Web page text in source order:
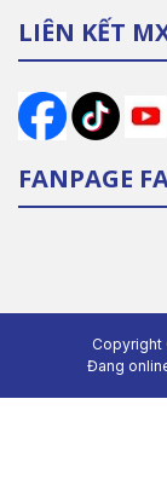
LIÊN KẾT
FANPAGE
Copyright
Đang